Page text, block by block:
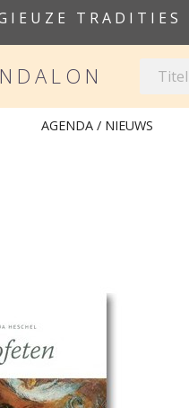
TRADITIES
AGENDA / NIEUWS